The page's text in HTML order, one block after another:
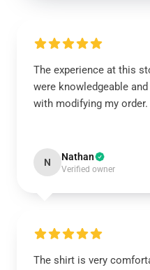
The experience at this
were knowledgeable
with modifying my order.
N Nathan
Verified owner
The shirt is very